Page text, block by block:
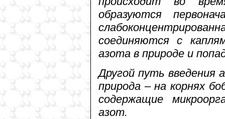
образуются
соединяются с
азота в природе и
Другой путь введения
природа – на корнях
содержащие
азот.